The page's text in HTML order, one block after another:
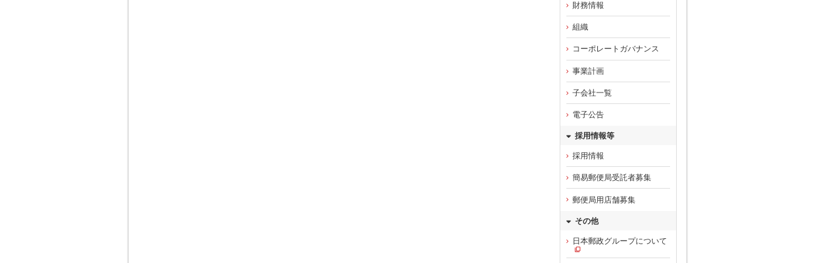
財務情報
組織
コーポレートガバナンス
事業計画
子会社一覧
電子公告
採用情報等
採用情報
簡易郵便局受託者募集
郵便局用店舗募集
その他
日本郵政グループについて